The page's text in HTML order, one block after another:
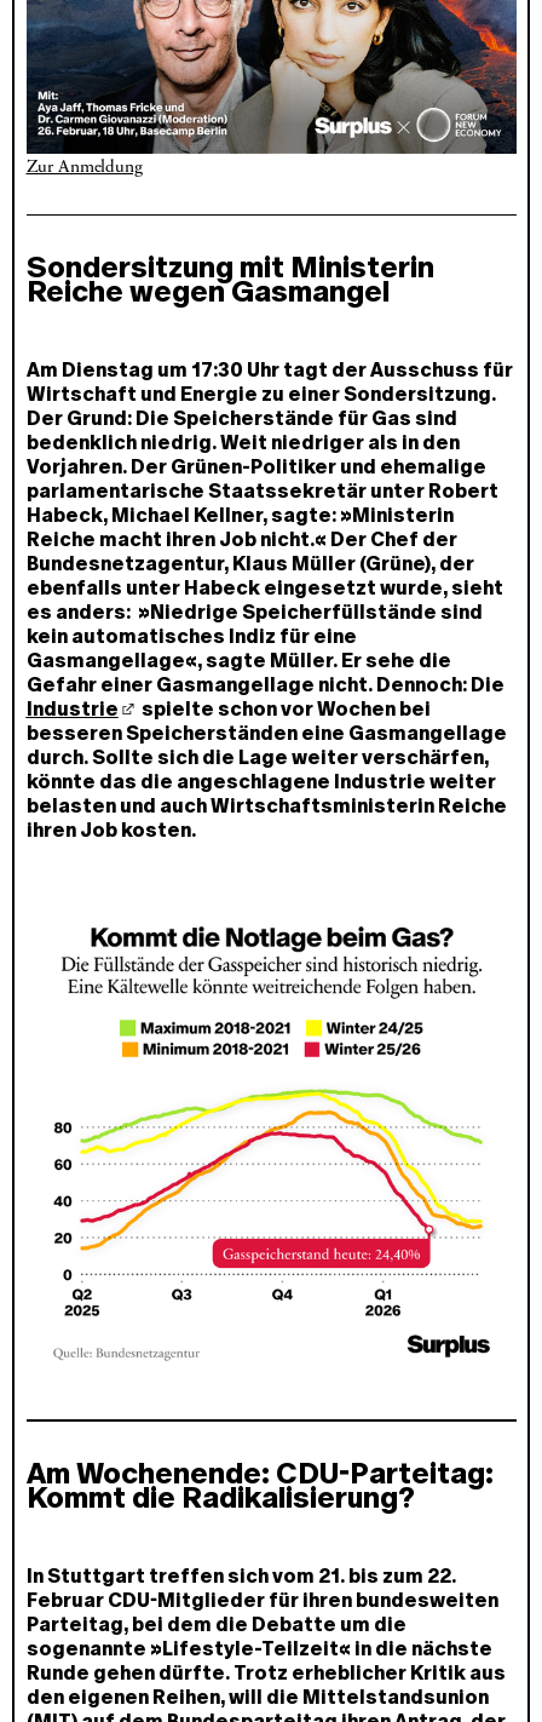
Zur Anmeldung
Sondersitzung mit Ministerin
Reiche wegen Gasmangel
Am Dienstag um 17:30 Uhr tagt der Ausschuss für
Wirtschaft und Energie zu einer Sondersitzung.
Der Grund: Die Speicherstände für Gas sind
bedenklich niedrig. Weit niedriger als in den
Vorjahren. Der Grünen-Politiker und ehemalige
parlamentarische Staatssekretär unter Robert
Habeck, Michael Kellner, sagte: »Ministerin
Reiche macht ihren Job nicht.« Der Chef der
Bundesnetzagentur, Klaus Müller (Grüne), der
ebenfalls unter Habeck eingesetzt wurde, sieht
es anders: »Niedrige Speicherfüllstände sind
kein automatisches Indiz für eine
Gasmangellage«, sagte Müller. Er sehe die
Gefahr einer Gasmangellage nicht. Dennoch: Die
Industrie
spielte schon vor Wochen bei
besseren Speicherständen eine Gasmangellage
durch. Sollte sich die Lage weiter verschärfen,
könnte das die angeschlagene Industrie weiter
belasten und auch Wirtschaftsministerin Reiche
ihren Job kosten.
Am Wochenende: CDU-Parteitag:
Kommt die Radikalisierung?
In Stuttgart treffen sich vom 21. bis zum 22.
Februar CDU-Mitglieder für ihren bundesweiten
Parteitag, bei dem die Debatte um die
sogenannte »Lifestyle-Teilzeit« in die nächste
Runde gehen dürfte. Trotz erheblicher Kritik aus
den eigenen Reihen, will die Mittelstandsunion